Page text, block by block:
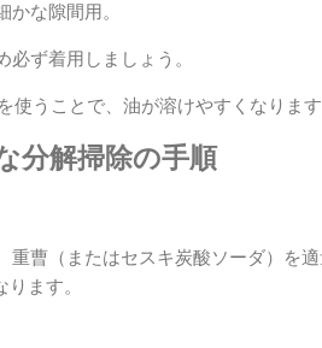
かな隙間用。
必ず着用しましょう。
使うことで、油が溶けやすくなります
分解掃除の手順
重曹（またはセスキ炭酸ソーダ）を
ます。